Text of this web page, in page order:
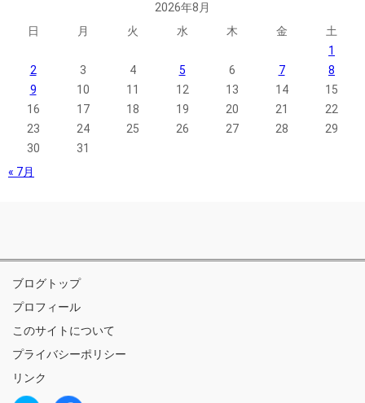
2026年8月
日
月 火 水 木 金
土
1
2
3 4 5 6 7
8
9
10 11 12 13 14
15
16
17 18 19 20 21
22
23
24 25 26 27 28
29
30
31
« 7月
ブログトップ
プロフィール
このサイトについて
プライバシーポリシー
リンク